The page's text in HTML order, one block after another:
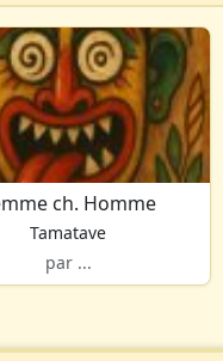
ch. Homme
Tamatave
par ...